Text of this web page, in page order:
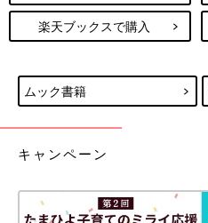
楽天ブックスで購入
ムック書籍
キャンペーン